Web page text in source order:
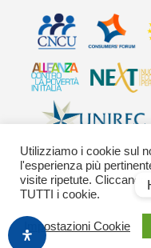
42020755-9
42020755
Utilizziamo i cookie sul
l'esperienza più
visite ripetute.
TUTTI i cookie.
Impostazioni Cookie